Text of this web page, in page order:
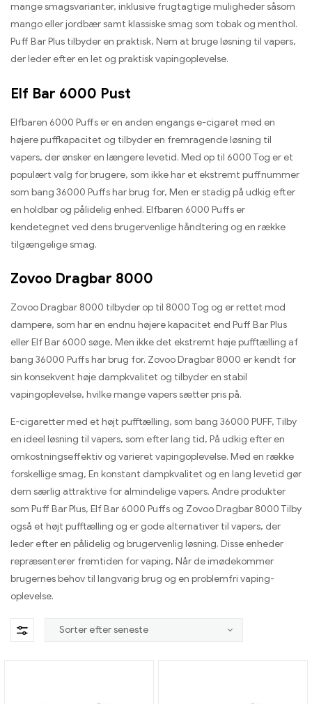
mange smagsvarianter, inklusive frugtagtige muligheder såsom
mango eller jordbær samt klassiske smag som tobak og menthol.
Puff Bar Plus tilbyder en praktisk, Nem at bruge løsning til vapers,
der leder efter en let og praktisk vapingoplevelse.
Elf Bar 6000 Pust
Elfbaren 6000 Puffs er en anden engangs e-cigaret med en
højere puffkapacitet og tilbyder en fremragende løsning til
vapers, der ønsker en længere levetid. Med op til 6000 Tog er et
populært valg for brugere, som ikke har et ekstremt puffnummer
som bang 36000 Puffs har brug for, Men er stadig på udkig efter
en holdbar og pålidelig enhed. Elfbaren 6000 Puffs er
kendetegnet ved dens brugervenlige håndtering og en række
tilgængelige smag.
Zovoo Dragbar 8000
Zovoo Dragbar 8000 tilbyder op til 8000 Tog og er rettet mod
dampere, som har en endnu højere kapacitet end Puff Bar Plus
eller Elf Bar 6000 søge, Men ikke det ekstremt høje pufftælling af
bang 36000 Puffs har brug for. Zovoo Dragbar 8000 er kendt for
sin konsekvent høje dampkvalitet og tilbyder en stabil
vapingoplevelse, hvilke mange vapers sætter pris på.
E-cigaretter med et højt pufftælling, som bang 36000 PUFF, Tilby
en ideel løsning til vapers, som efter lang tid, På udkig efter en
omkostningseffektiv og varieret vapingoplevelse. Med en række
forskellige smag, En konstant dampkvalitet og en lang levetid gør
dem særlig attraktive for almindelige vapers. Andre produkter
som Puff Bar Plus, Elf Bar 6000 Puffs og Zovoo Dragbar 8000 Tilby
også et højt pufftælling og er gode alternativer til vapers, der
leder efter en pålidelig og brugervenlig løsning. Disse enheder
repræsenterer fremtiden for vaping, Når de imødekommer
brugernes behov til langvarig brug og en problemfri vaping-
oplevelse.